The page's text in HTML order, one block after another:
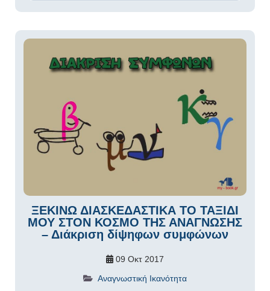
ΞΕΚΙΝΩ ΔΙΑΣΚΕΔΑΣΤΙΚΑ ΤΟ ΤΑΞΙΔΙ
ΜΟΥ ΣΤΟΝ ΚΟΣΜΟ ΤΗΣ ΑΝΑΓΝΩΣΗΣ
– Διάκριση δίψηφων συμφώνων
09 Οκτ 2017
Αναγνωστική Ικανότητα